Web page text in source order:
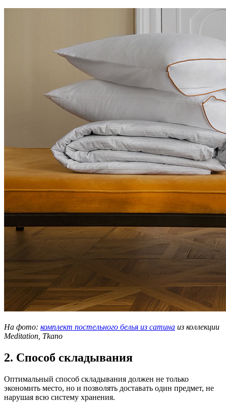
На фото: комплект постельного белья из сатина из коллекции
Meditation , Tkano
2. Способ складывания
Оптимальный способ складывания должен не только
экономить место, но и позволять доставать один предмет, не
нарушая всю систему хранения.